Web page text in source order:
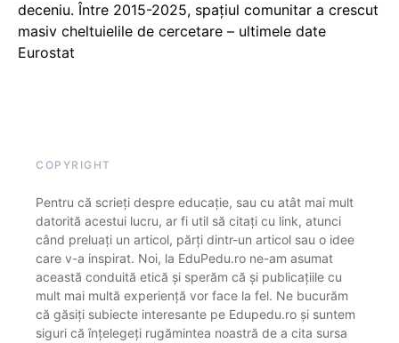
deceniu. Între 2015-2025, spațiul comunitar a crescut
masiv cheltuielile de cercetare – ultimele date
Eurostat
COPYRIGHT
Pentru că scrieți despre educație, sau cu atât mai mult
datorită acestui lucru, ar fi util să citați cu link, atunci
când preluați un articol, părți dintr-un articol sau o idee
care v-a inspirat. Noi, la EduPedu.ro ne-am asumat
această conduită etică și sperăm că și publicațiile cu
mult mai multă experiență vor face la fel. Ne bucurăm
că găsiți subiecte interesante pe Edupedu.ro și suntem
siguri că înțelegeți rugămintea noastră de a cita sursa